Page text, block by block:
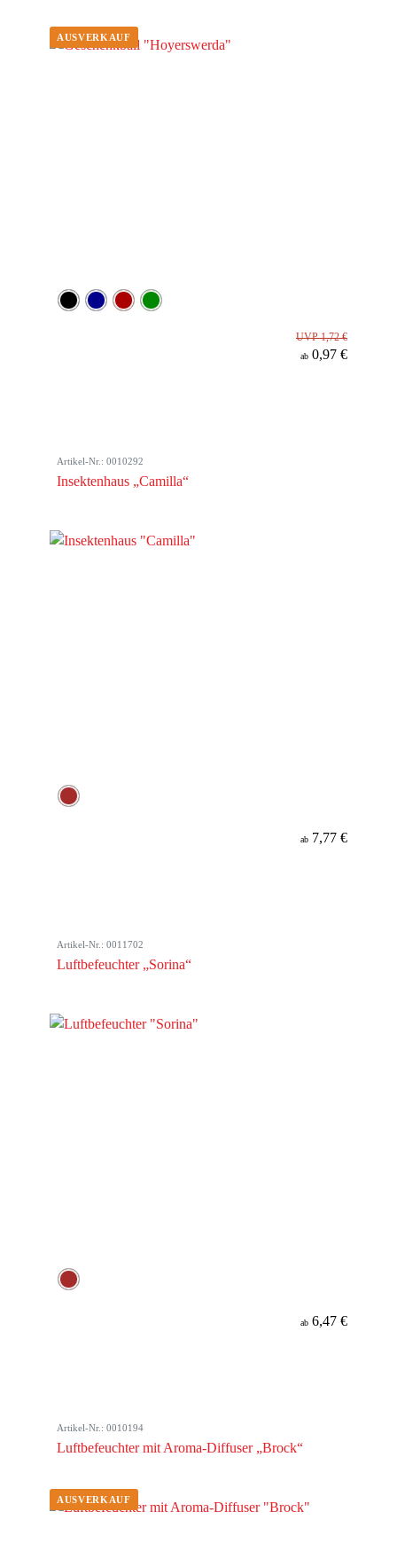
UVP 1,72 €
ab 0,97 €
Artikel-Nr.: 0010292
Insektenhaus „Camilla“
ab 7,77 €
Artikel-Nr.: 0011702
Luftbefeuchter „Sorina“
ab 6,47 €
Artikel-Nr.: 0010194
Luftbefeuchter mit Aroma-Diffuser „Brock“